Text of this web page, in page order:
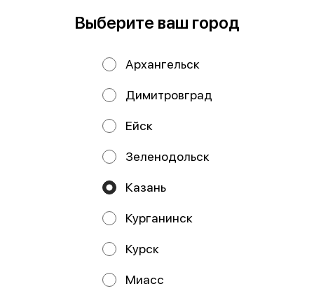
собственном соку
Работает на эффективном ядре
Выберите ваш город
Архангельск
Димитровград
Ейск
Зеленодольск
Казань
Курганинск
Курск
Миасс